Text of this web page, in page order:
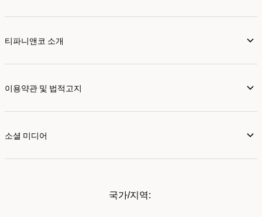
티파니앤코 소개
이용약관 및 법적고지
소셜 미디어
국가/지역: